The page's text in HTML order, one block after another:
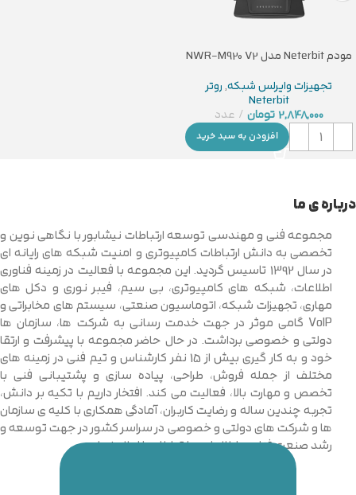
مودم Neterbit مدل NWR-M920 V2
تجهیزات وایرلس شبکه,روتر
Neterbit
2,848,000 تومان عدد
افزودن به سبد خرید
درباره ی ما
مجموعه فنی و مهندسی توسعه ارتباطات نیشابور با نگاهی نوین و
تخصصی به دانش ارتباطات کامپیوتری و امنیت شبکه های رایانه ای
در سال 1392 تاسیس گردید. این مجموعه با فعالیت در زمینه فناوری
اطلاعات، شبکه های کامپیوتری، بی سیم، فیبر نوری و دکل های
مهاری، تجهیزات شبکه، اتوماسیون صنعتی، سیستم های مخابراتی و
VoIP گامی موثر در جهت خدمت رسانی به شرکت ها، سازمان ها
دولتی و خصوصی برداشت. در حال حاضر مجموعه با پیشرفت و ارتقا
خود و به کار گیری بیش از 15 نفر کارشناس و تیم فنی در زمینه های
مختلف از جمله فروش، طراحی، پیاده سازی و پشتیبانی فنی با
تخصص و مهارت بالا، فعالیت می کند. افتخار داریم با تکیه بر دانش،
تجربه چندین ساله و رضایت کاربران، آمادگی همکاری با کلیه ی سازمان
ها و شرکت های دولتی و خصوصی در سراسر کشور در جهت توسعه و
رشد صنعت فناوری اطلاعات و ارتباطات را اعلام نماییم.